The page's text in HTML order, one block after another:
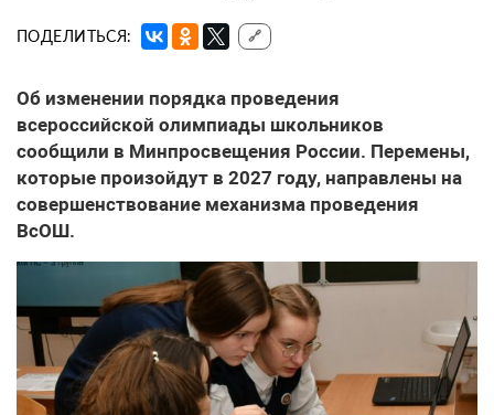
ПОДЕЛИТЬСЯ: 🔗
Об изменении порядка проведения
всероссийской олимпиады школьников
сообщили в Минпросвещения России. Перемены,
которые произойдут в 2027 году, направлены на
совершенствование механизма проведения
ВсОШ.